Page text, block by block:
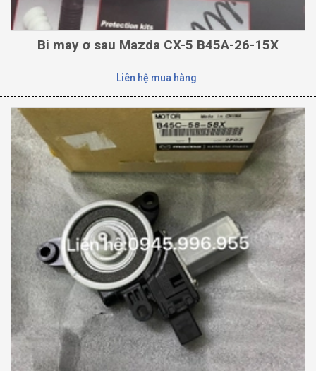
Bi may ơ sau Mazda CX-5 B45A-26-15X
Liên hệ mua hàng